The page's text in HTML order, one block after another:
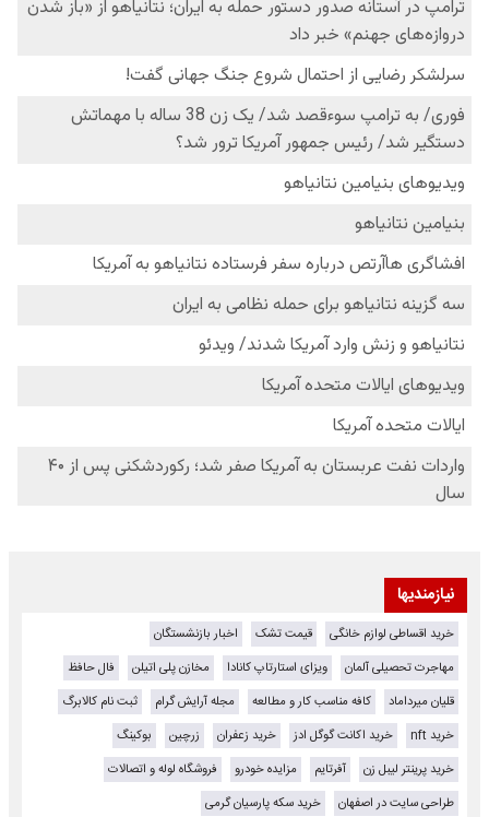
نیازمندیها
خرید اقساطی لوازم خانگی قیمت تشک
اخبار بازنشستگان
مهاجرت تحصیلی آلمان
ویزای استارتاپ کانادا مخازن پلی اتیلن
فال حافظ
قلیان میرداماد
کافه مناسب کار و مطالعه مجله آرایش گرام
ثبت نام کالابرگ
خرید nft
خرید اکانت گوگل ادز خرید زعفران زرچین
بوکینگ
خرید پرینتر لیبل زن
آفرتایم مزایده خودرو
فروشگاه لوله و اتصالات
طراحی سایت در اصفهان
خرید سکه پارسیان گرمی